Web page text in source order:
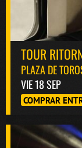
TOUR
PLAZA DE
VIE 18 SEP
COMPRAR